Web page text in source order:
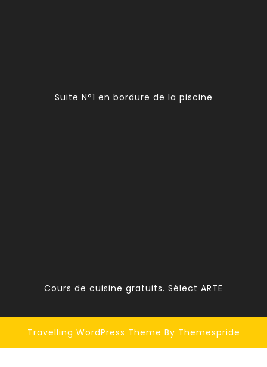
Suite N°1 en bordure de la piscine
Cours de cuisine gratuits. Sélect ARTE
Travelling WordPress Theme By Themespride